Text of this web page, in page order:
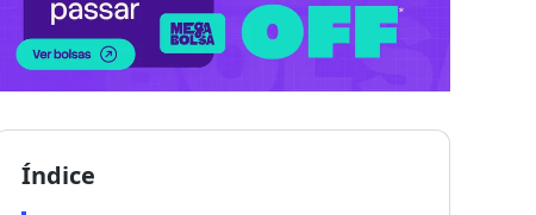
Índice